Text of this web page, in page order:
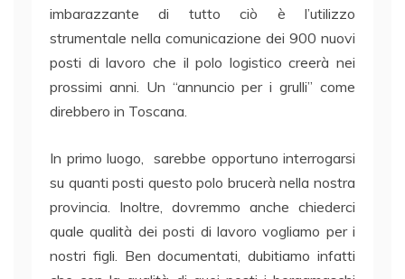
imbarazzante di tutto ciò è l’utilizzo
strumentale nella comunicazione dei 900 nuovi
posti di lavoro che il polo logistico creerà nei
prossimi anni. Un “annuncio per i grulli” come
direbbero in Toscana.
In primo luogo, sarebbe opportuno interrogarsi
su quanti posti questo polo brucerà nella nostra
provincia. Inoltre, dovremmo anche chiederci
quale qualità dei posti di lavoro vogliamo per i
nostri figli. Ben documentati, dubitiamo infatti